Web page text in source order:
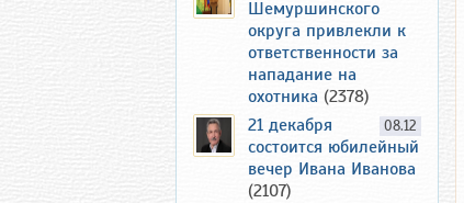
Шемуршинского
округа привлекли к
ответственности за
нападание на
охотника (2378)
08.12
21 декабря
состоится юбилейный
вечер Ивана Иванова
(2107)